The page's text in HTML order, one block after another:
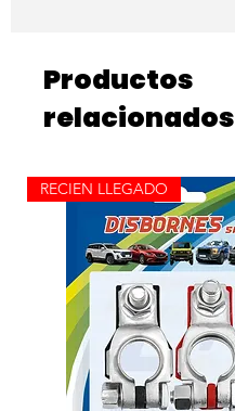
Productos
relacionados
RECIEN LLEGADO